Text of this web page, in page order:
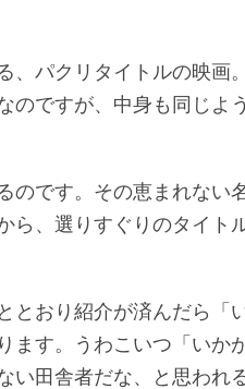
、パクリタイトルの映画
のですが、中身も同じよ
のです。その恵まれない
ら、選りすぐりのタイト
とおり紹介が済んだら「
す。うわこいつ「いか
い田舎者だな、と思われ